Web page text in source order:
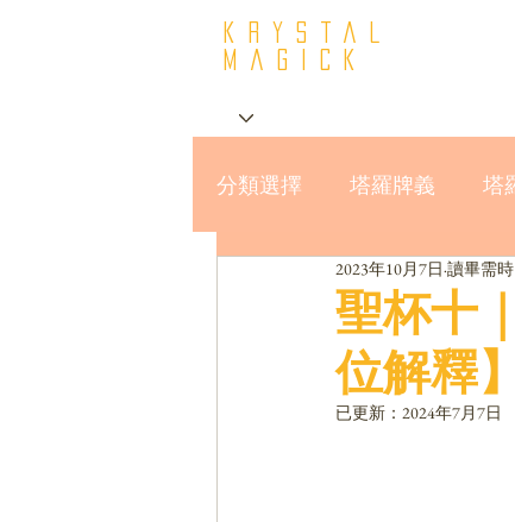
krystal
Magick
分類選擇 塔羅牌義 塔
星座與MBTI16型人格
聖杯十
位解釋】
2023年10月7日 讀畢需
已更新： 2024年7月7日